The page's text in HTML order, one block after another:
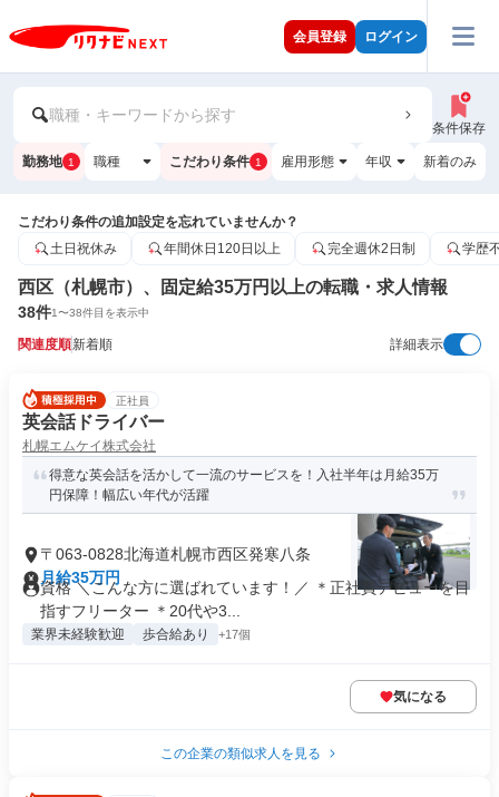
会員登録 ログイン
職種・キーワードから探す
条件保存
勤務地 1 職種 こだわり条件 1 雇用形態 年収 新着のみ
こだわり条件の追加設定を忘れていませんか？
土日祝休み
年間休日120日以上 完全週休2日制 学歴
西区（札幌市）、固定給35万円以上の転職・求人情報
38件1〜38件目を表示中
関連度順新着順 詳細表示
正社員
英会話ドライバー
札幌エムケイ株式会社
得意な英会話を活かして一流のサービスを！入社半年は月給35万
円保障！幅広い年代が活躍
〒063-0828北海道札幌市西区発寒八条
月給35万円
資格 ＼こんな方に選ばれています！／ ＊正社員デビューを目
指すフリーター ＊20代や3...
業界未経験歓迎 歩合給あり +17個
気になる
この企業の類似求人を見る